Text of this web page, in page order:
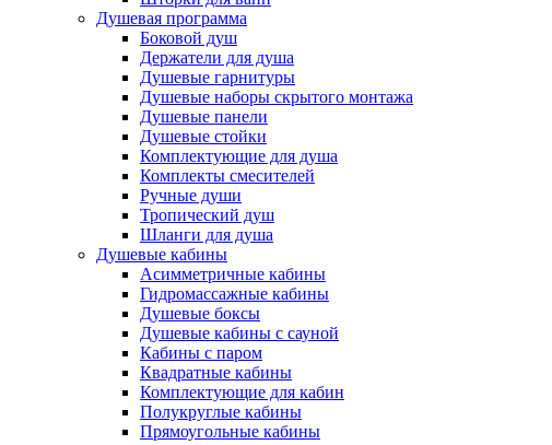
Душевая программа
Боковой душ
Держатели для душа
Душевые гарнитуры
Душевые наборы скрытого монтажа
Душевые панели
Душевые стойки
Комплектующие для душа
Комплекты смесителей
Ручные души
Тропический душ
Шланги для душа
Душевые кабины
Асимметричные кабины
Гидромассажные кабины
Душевые боксы
Душевые кабины с сауной
Кабины с паром
Квадратные кабины
Комплектующие для кабин
Полукруглые кабины
Прямоугольные кабины